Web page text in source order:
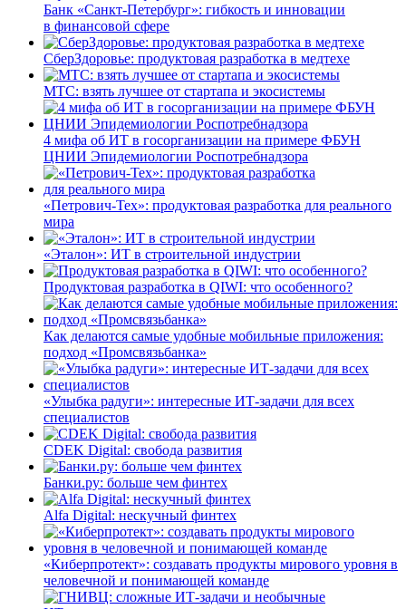
Банк «Санкт-Петербург»: гибкость и инновации
в финансовой сфере
СберЗдоровье: продуктовая разработка в медтехе
МТС: взять лучшее от стартапа и экосистемы
4 мифа об ИТ в госорганизации на примере ФБУН
ЦНИИ Эпидемиологии Роспотребнадзора
«Петрович-Тех»: продуктовая разработка для реального
мира
«Эталон»: ИТ в строительной индустрии
Продуктовая разработка в QIWI: что особенного?
Как делаются самые удобные мобильные приложения:
подход «Промсвязьбанка»
«Улыбка радуги»: интересные ИТ-задачи для всех
специалистов
CDEK Digital: свобода развития
Банки.ру: больше чем финтех
Alfa Digital: нескучный финтех
«Киберпротект»: создавать продукты мирового уровня в
человечной и понимающей команде